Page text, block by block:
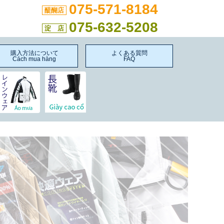
醍醐店 075-571-8184
淀 店 075-632-5208
購入方法について
Cách mua hàng
よくある質問
FAQ